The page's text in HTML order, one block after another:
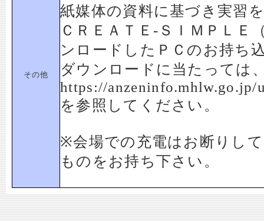
その他
紙媒体の資料に基づき実習
ＣＲＥＡＴＥ-ＳＩＭＰＬＥ
ンロードしたＰＣのお持ち
ダウンロードに当たっては
https://anzeninfo.mhlw.go.jp/
を参照してください。
※会場での充電はお断りし
ものをお持ち下さい。